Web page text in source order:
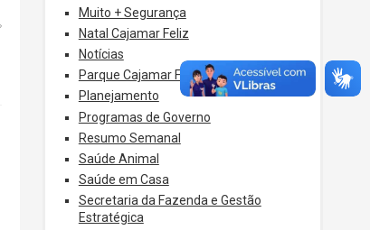
Muito + Segurança
Natal Cajamar Feliz
Notícias
Parque Cajamar Feliz
Planejamento
Programas de Governo
Resumo Semanal
Saúde Animal
Saúde em Casa
Secretaria da Fazenda e Gestão
Estratégica